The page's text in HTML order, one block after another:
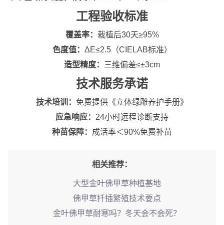
工程验收标准
覆盖率： 栽植后30天≥95%
色度值： ΔE≤2.5（CIELAB标准）
造型精度：
三维偏差≤±3cm
技术服务承诺
技术培训： 免费提供《立体绿雕养护手册》
应急响应： 24小时远程诊断支持
种苗保障： 成活率＜90%免费补苗
相关推荐：
大型金叶佛甲草种植基地
佛甲草扦插繁殖技术要点
金叶佛甲草耐寒吗？冬天会不会死？